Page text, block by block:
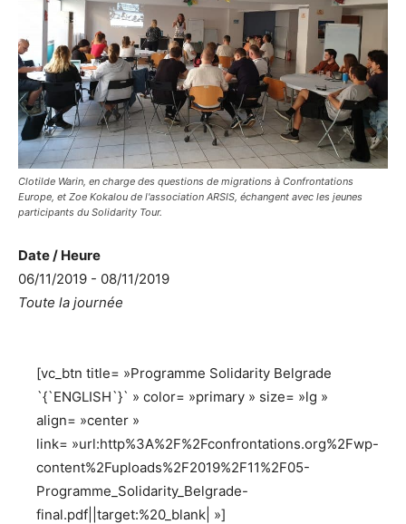
Clotilde Warin, en charge des questions de migrations à Confrontations
Europe, et Zoe Kokalou de l'association ARSIS, échangent avec les jeunes
participants du Solidarity Tour.
Date / Heure
06/11/2019 - 08/11/2019
Toute la journée
[vc_btn title= »Programme Solidarity Belgrade
`{`ENGLISH`}` » color= »primary » size= »lg »
align= »center »
link= »url:http%3A%2F%2Fconfrontations.org%2Fwp-
content%2Fuploads%2F2019%2F11%2F05-
Programme_Solidarity_Belgrade-
final.pdf||target:%20_blank| »]